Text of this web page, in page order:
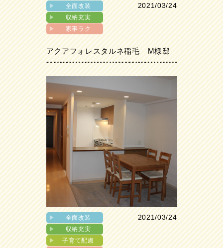
▶︎
全面改装
▶︎
収納充実
▶︎
家事ラク
2021/03/24
アクアフォレスタルネ稲毛 M様邸
▶︎
全面改装
▶︎
収納充実
▶︎
子育て配慮
2021/03/24